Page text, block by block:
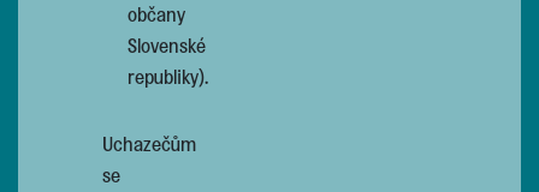
občany
Slovenské
republiky).
Uchazečům
se